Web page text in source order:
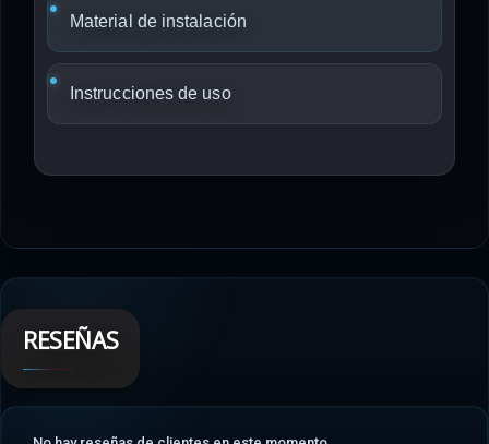
Material de instalación
Instrucciones de uso
RESEÑAS